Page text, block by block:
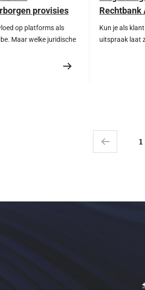
provisies
op platforms als
Maar welke juridische
Rechtbank
Kun je als
uitspraak laat
1